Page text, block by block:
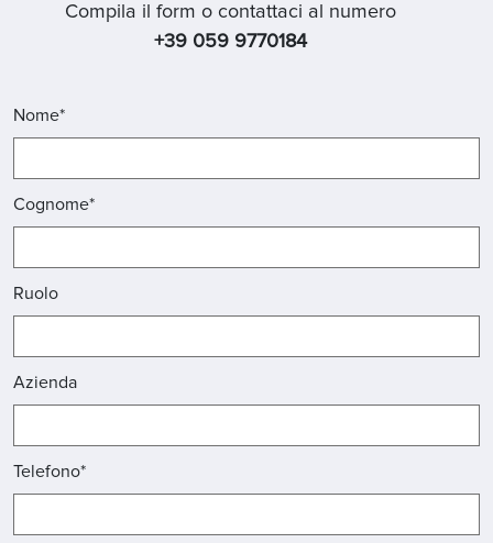
Compila il form o contattaci al numero
+39 059 9770184
Nome*
Cognome*
Ruolo
Azienda
Telefono*